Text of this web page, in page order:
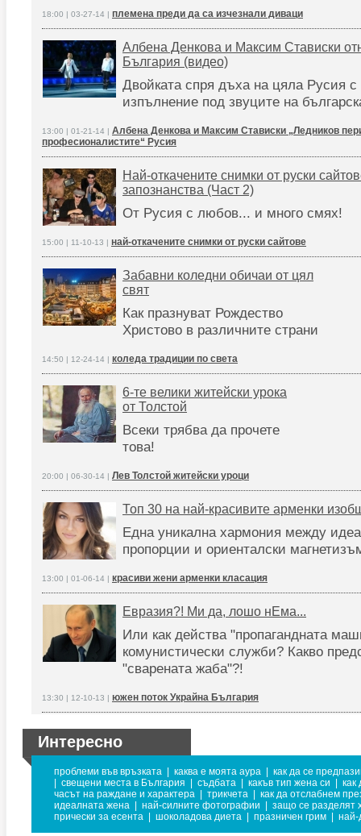
18:00 | 03-27-14 | племена преди да са изчезнали диваци
Албена Денкова и Максим Стависки
България (видео)
Двойката спря дъха на цяла Русия с
изпълнение под звуците на
13:00 | 01-21-14 | Албена Денкова и Максим Стависки „Ледников
професионалистите“ Русия
Най-откачените снимки от руски
запознанства (Част 2)
От Русия с любов... и много смях!
15:00 | 11-10-13 | най-откачените снимки от руски сайтове
Забавни коледни обичаи от цял
свят
Как празнуват Рождество
Христово в различните страни
14:50 | 12-24-14 | коледа традиции по света
6-те велики житейски урока
от Толстой
Всеки трябва да прочете
това!
20:00 | 06-30-14 | Лев Толстой житейски уроци
Топ 30 на най-красивите арменки
Една уникална хармония между
пропорции и ориенталски
13:00 | 01-06-14 | красиви жени арменки класация
Евразия?! Ми да, лошо нЕма...
Или как действа "пропагандната
комунистически служби? Какво
"сварената жаба"?!
13:30 | 12-10-13 | южен поток Украйна България
Интересно
проблеми във връзката каква е моята аура
как да се
свещени места в България съдбата какъв тип жена си
как
часът на раждане и характера
трикчета
как да отслабнем
идеалната жена
най-силните фотографии
защо се разделят
прически за есента
шоколадова диета празничен грим най-